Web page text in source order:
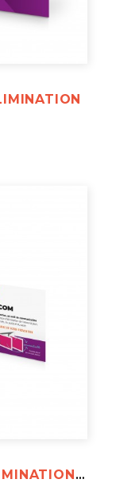
RÉGLETTE ALCOOL ÉLIMINATION & IVRESSE EXPRESS